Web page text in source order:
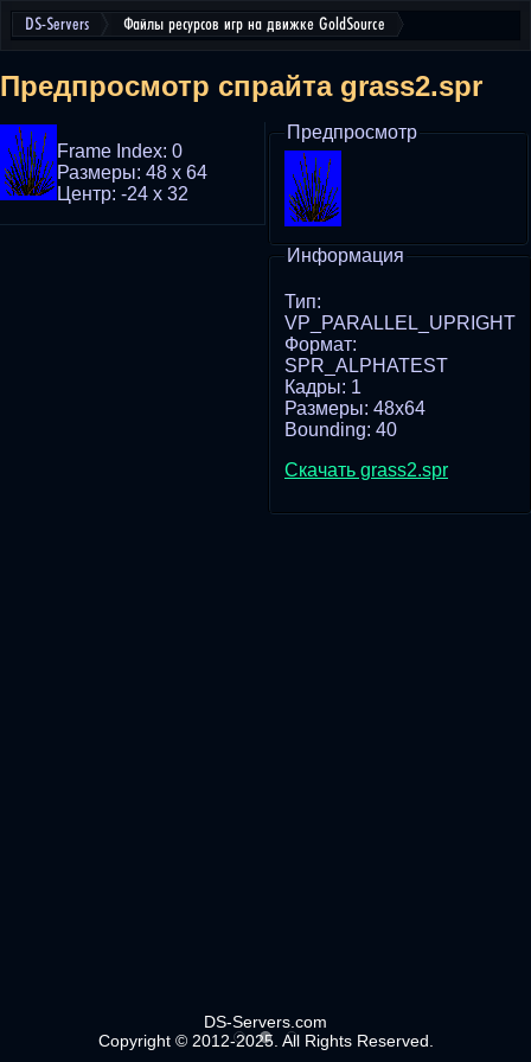
DS-Servers Файлы ресурсов игр на движке GoldSource
Предпросмотр спрайта grass2.spr
Предпросмотр
Информация
Тип:
VP_PARALLEL_UPRIGHT
Формат:
SPR_ALPHATEST
Кадры: 1
Размеры: 48x64
Bounding: 40
Скачать grass2.spr
Frame Index: 0
Размеры: 48 x 64
Центр: -24 x 32
DS-Servers.com
Copyright © 2012-2025. All Rights Reserved.